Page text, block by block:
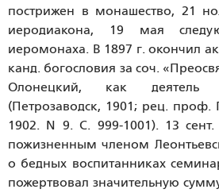
пострижен в монашество, 21
иеродиакона, 19 мая
иеромонаха. В 1897 г. окончил
канд. богословия за соч.
Олонецкий, как деятель
(Петрозаводск, 1901; рец.
1902. N 9. С. 999-1001). 13
пожизненным членом
о бедных воспитанниках
пожертвовал значительную